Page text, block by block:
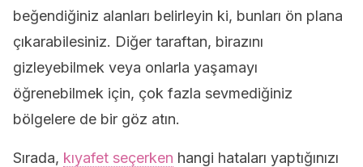
beğendiğiniz alanları belirleyin ki, bunları ön plana
çıkarabilesiniz. Diğer taraftan, birazını
gizleyebilmek veya onlarla yaşamayı
öğrenebilmek için, çok fazla sevmediğiniz
bölgelere de bir göz atın.
Sırada, kıyafet seçerken hangi hataları yaptığınızı